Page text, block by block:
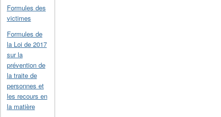
Formules des
victimes
Formules de
la Loi de 2017
sur la
prévention de
la traite de
personnes et
les recours en
la matière